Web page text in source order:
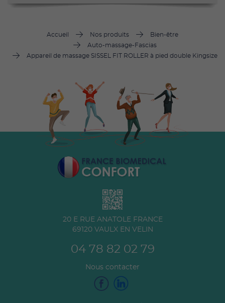
Accueil Nos produits
Bien-être
Auto-massage-Fascias
Appareil de massage SISSEL FIT ROLLER à pied double Kingsize
20 E RUE ANATOLE FRANCE
69120 VAULX EN VELIN
04 78 82 02 79
Nous contacter